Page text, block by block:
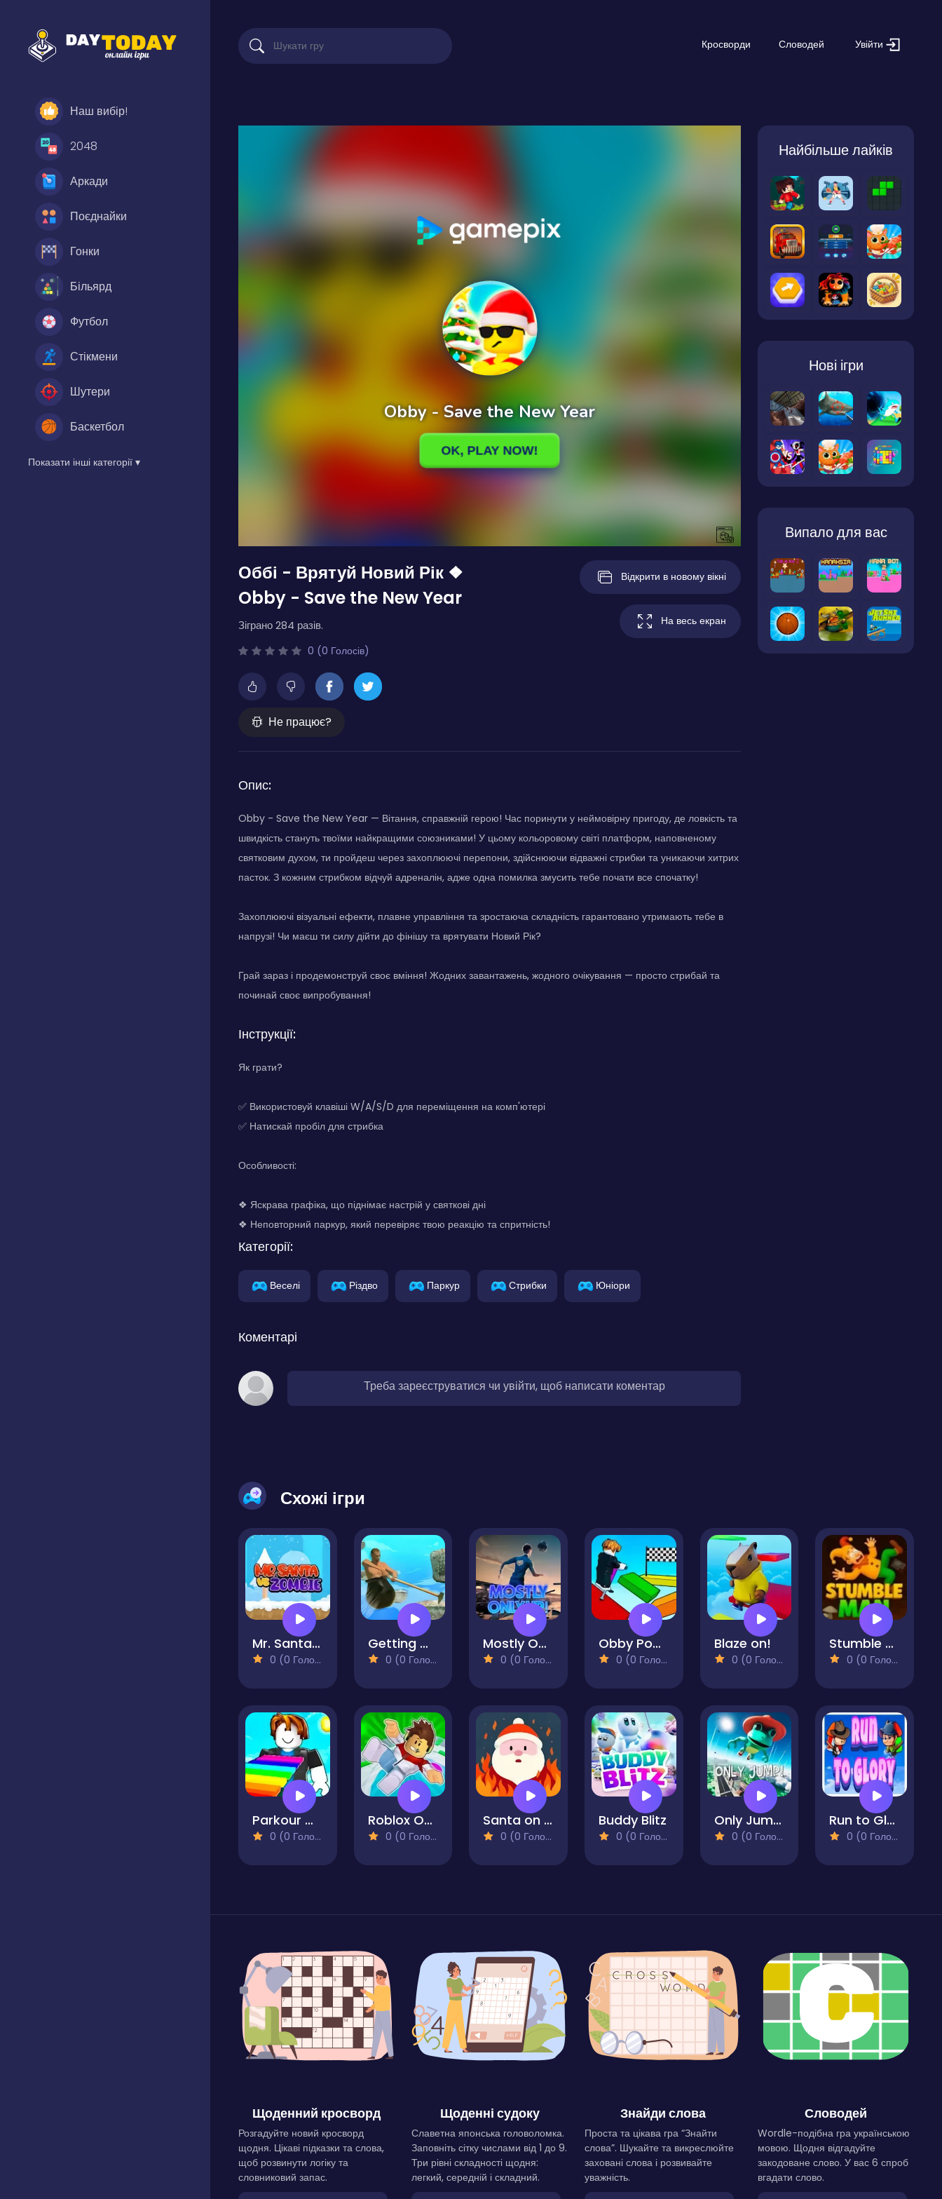
Наш вибір!
2048
Аркади
Поєднайки
Гонки
Більярд
Футбол
Стікмени
Шутери
Баскетбол
Показати інші категорії ▾
Кросворди Словодей Увійти
Оббі - Врятуй Новий Рік ❖
Obby - Save the New Year
Зіграно 284 разів.
0 (0 Голосів)
Не працює?
Відкрити в новому вікні
На весь екран
Опис:
Obby - Save the New Year — Вітання, справжній герою! Час поринути у неймовірну пригоду, де ловкість та
швидкість стануть твоїми найкращими союзниками! У цьому кольоровому світі платформ, наповненому
святковим духом, ти пройдеш через захоплюючі перепони, здійснюючи відважні стрибки та уникаючи хитрих
пасток. З кожним стрибком відчуй адреналін, адже одна помилка змусить тебе почати все спочатку!
Захоплюючі візуальні ефекти, плавне управління та зростаюча складність гарантовано утримають тебе в
напрузі! Чи маєш ти силу дійти до фінішу та врятувати Новий Рік?
Грай зараз і продемонструй своє вміння! Жодних завантажень, жодного очікування — просто стрибай та
починай своє випробування!
Інструкції:
Як грати?
✅ Використовуй клавіші W/A/S/D для переміщення на комп'ютері
✅ Натискай пробіл для стрибка
Особливості:
❖ Яскрава графіка, що піднімає настрій у святкові дні
❖ Неповторний паркур, який перевіряє твою реакцію та спритність!
Категорії:
Веселі Різдво Паркур Стрибки Юніори
Коментарі
Треба зареєструватися чи увійти, щоб написати коментар
Найбільше лайків
Нові ігри
Випало для вас
Схожі ігри
Mr. Santa vs Zombie
0 (0 Голосів)
Getting Over it Unblocked
0 (0 Голосів)
Mostly Only Up
0 (0 Голосів)
Obby Pogo Parkour!
0 (0 Голосів)
Blaze on!
0 (0 Голосів)
Stumble Man - Ragdoll Platformer
0 (0 Голосів)
Parkour Obby Jump to Victory
0 (0 Голосів)
Roblox Obbi Only Up
0 (0 Голосів)
Santa on Fire
0 (0 Голосів)
Buddy Blitz
0 (0 Голосів)
Only Jump!
0 (0 Голосів)
Run to Glory Obstacle Dash Adventure
0 (0 Голосів)
Щоденний кросворд
Розгадуйте новий кросворд
щодня. Цікаві підказки та слова,
щоб розвинути логіку та
словниковий запас.
Щоденні судоку
Славетна японська головоломка.
Заповніть сітку числами від 1 до 9.
Три рівні складності щодня:
легкий, середній і складний.
Знайди слова
Проста та цікава гра “Знайти
слова”. Шукайте та викреслюйте
заховані слова і розвивайте
уважність.
Словодей
Wordle-подібна гра українською
мовою. Щодня відгадуйте
закодоване слово. У вас 6 спроб
вгадати слово.